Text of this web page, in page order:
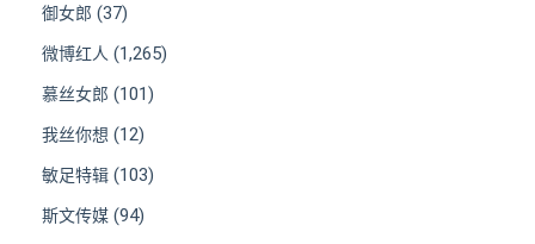
御女郎 (37)
微博红人 (1,265)
慕丝女郎 (101)
我丝你想 (12)
敏足特辑 (103)
斯文传媒 (94)